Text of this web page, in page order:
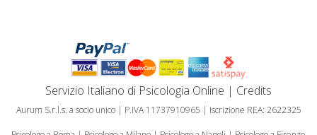
Servizio Italiano di Psicologia Online | Credits
Aurum S.r.l.s. a socio unico | P.IVA 11737910965 | Iscrizione REA: 2622325